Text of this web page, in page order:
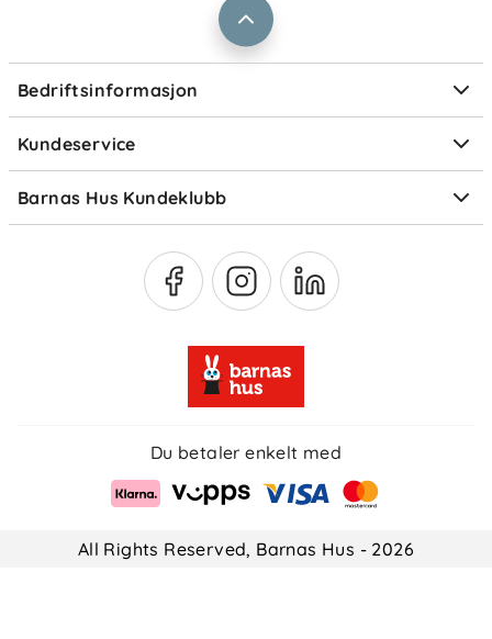
Bedriftsinformasjon
Størrelsesguider
Kundeservice
Ofte stilte spørsmål
Om Klarna
Barnas Hus Kundeklubb
Medlemsvilkår
Du betaler enkelt med
All Rights Reserved, Barnas Hus - 2026